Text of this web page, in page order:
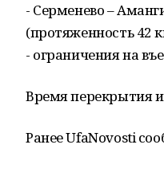
- Серменево –
(протяженность 42
- ограничения на
Время перекрытия
Ранее UfaNovosti